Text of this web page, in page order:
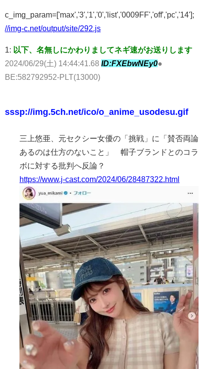
c_img_param=['max','3','1','0','list','0009FF','off','pc','14'];
//img-c.net/output/site/292.js
1: 以下、名無しにかわりましてネギ速がお送りします
2024/06/29(土) 14:44:41.68 ID:FXEbwNEy0●
BE:582792952-PLT(13000)
sssp://img.5ch.net/ico/o_anime_usodesu.gif
三上悠亜、元セクシー女優の「挑戦」に「賛否両論
あるのは仕方のないこと」 帽子ブランドとのコラ
ボに対する批判へ反論？
https://www.j-cast.com/2024/06/28487322.html